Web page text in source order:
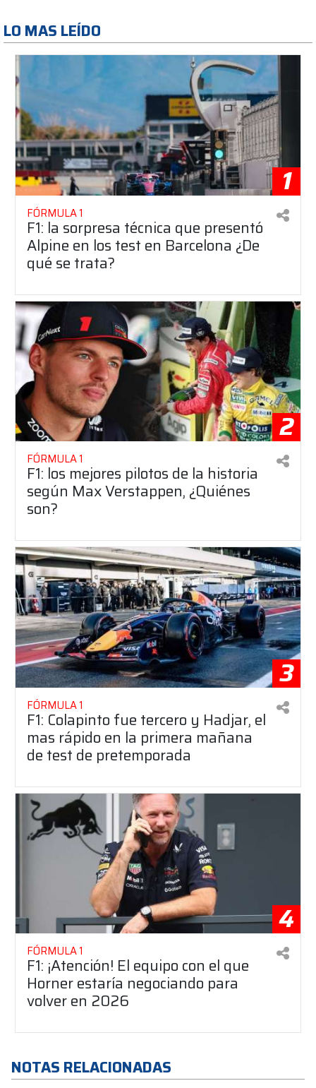
LO MAS LEÍDO
1
FÓRMULA 1
F1: la sorpresa técnica que presentó
Alpine en los test en Barcelona ¿De
qué se trata?
2
FÓRMULA 1
F1: los mejores pilotos de la historia
según Max Verstappen, ¿Quiénes
son?
3
FÓRMULA 1
F1: Colapinto fue tercero y Hadjar, el
mas rápido en la primera mañana
de test de pretemporada
4
FÓRMULA 1
F1: ¡Atención! El equipo con el que
Horner estaría negociando para
volver en 2026
NOTAS RELACIONADAS